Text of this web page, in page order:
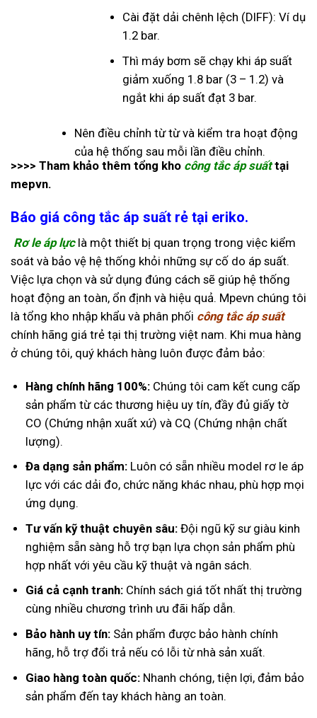
Cài đặt dải chênh lệch (DIFF): Ví dụ
1.2 bar.
Thì máy bơm sẽ chạy khi áp suất
giảm xuống 1.8 bar (3 – 1.2) và
ngắt khi áp suất đạt 3 bar.
Nên điều chỉnh từ từ và kiểm tra hoạt động
của hệ thống sau mỗi lần điều chỉnh.
>>>> Tham khảo thêm tổng kho công tắc áp suấttại
mepvn.
Báo giá công tắc áp suất rẻ tại eriko.
Rơ le áp lựclà một thiết bị quan trọng trong việc kiểm
soát và bảo vệ hệ thống khỏi những sự cố do áp suất.
Việc lựa chọn và sử dụng đúng cách sẽ giúp hệ thống
hoạt động an toàn, ổn định và hiệu quả. Mpevn chúng tôi
là tổng kho nhập khẩu và phân phối công tắc áp suất
chính hãng giá trẻ tại thị trường việt nam. Khi mua hàng
ở chúng tôi, quý khách hàng luôn được đảm bảo:
Hàng chính hãng 100%:Chúng tôi cam kết cung cấp
sản phẩm từ các thương hiệu uy tín, đầy đủ giấy tờ
CO (Chứng nhận xuất xứ) và CQ (Chứng nhận chất
lượng).
Đa dạng sản phẩm:Luôn có sẵn nhiều model rơ le áp
lực với các dải đo, chức năng khác nhau, phù hợp mọi
ứng dụng.
Tư vấn kỹ thuật chuyên sâu:Đội ngũ kỹ sư giàu kinh
nghiệm sẵn sàng hỗ trợ bạn lựa chọn sản phẩm phù
hợp nhất với yêu cầu kỹ thuật và ngân sách.
Giá cả cạnh tranh:Chính sách giá tốt nhất thị trường
cùng nhiều chương trình ưu đãi hấp dẫn.
Bảo hành uy tín:Sản phẩm được bảo hành chính
hãng, hỗ trợ đổi trả nếu có lỗi từ nhà sản xuất.
Giao hàng toàn quốc:Nhanh chóng, tiện lợi, đảm bảo
sản phẩm đến tay khách hàng an toàn.